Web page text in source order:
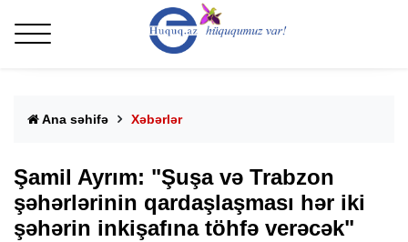
Ana səhifə Xəbərlər
Şamil Ayrım: "Şuşa və Trabzon
şəhərlərinin qardaşlaşması hər iki
şəhərin inkişafına töhfə verəcək"